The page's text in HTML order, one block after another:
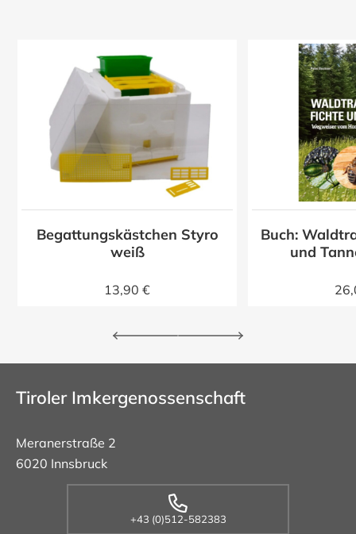
Begattungskästchen Styro
weiß
13,90 €
Buch:
und
Tiroler Imkergenossenschaft
Meranerstraße 2
6020 Innsbruck
+43 (0)512-582383